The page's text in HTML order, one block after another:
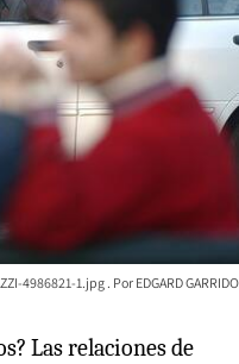
4986821-1.jpg EDGARD GARRIDO
Las relaciones de